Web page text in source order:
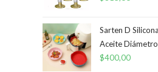
Sarten D
Aceite
$400,00